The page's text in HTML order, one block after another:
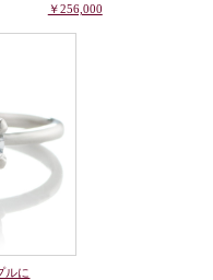
￥256,000
ルに